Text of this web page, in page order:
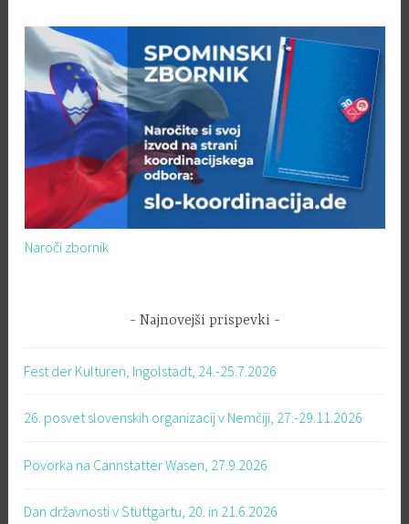
Naroči zbornik
Najnovejši prispevki
Fest der Kulturen, Ingolstadt, 24.-25.7.2026
26. posvet slovenskih organizacij v Nemčiji, 27.-29.11.2026
Povorka na Cannstatter Wasen, 27.9.2026
Dan državnosti v Stuttgartu, 20. in 21.6.2026